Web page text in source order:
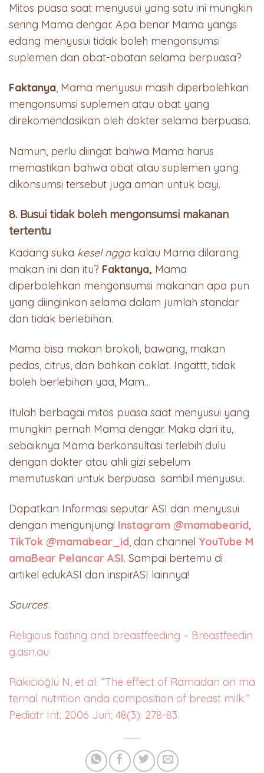
Mitos puasa saat menyusui yang satu ini mungkin
sering Mama dengar. Apa benar Mama yangs
edang menyusui tidak boleh mengonsumsi
suplemen dan obat-obatan selama berpuasa?
Faktanya, Mama menyusui masih diperbolehkan
mengonsumsi suplemen atau obat yang
direkomendasikan oleh dokter selama berpuasa.
Namun, perlu diingat bahwa Mama harus
memastikan bahwa obat atau suplemen yang
dikonsumsi tersebut juga aman untuk bayi.
8. Busui tidak boleh mengonsumsi makanan
tertentu
Kadang suka kesel ngga kalau Mama dilarang
makan ini dan itu? Faktanya, Mama
diperbolehkan mengonsumsi makanan apa pun
yang diinginkan selama dalam jumlah standar
dan tidak berlebihan.
Mama bisa makan brokoli, bawang, makan
pedas, citrus, dan bahkan coklat. Ingattt, tidak
boleh berlebihan yaa, Mam…
Itulah berbagai mitos puasa saat menyusui yang
mungkin pernah Mama dengar. Maka dari itu,
sebaiknya Mama berkonsultasi terlebih dulu
dengan dokter atau ahli gizi sebelum
memutuskan untuk berpuasa sambil menyusui.
Dapatkan Informasi seputar ASI dan menyusui
dengan mengunjungi Instagram @mamabearid,
TikTok @mamabear_id, dan channel YouTube M
amaBear Pelancar ASI. Sampai bertemu di
artikel edukASI dan inspirASI lainnya!
Sources:
Religious fasting and breastfeeding – Breastfeedin
g.asn.au
Rakicioğlu N, et al. “The effect of Ramadan on ma
ternal nutrition anda composition of breast milk.”
Pediatr Int. 2006 Jun; 48(3): 278-83.